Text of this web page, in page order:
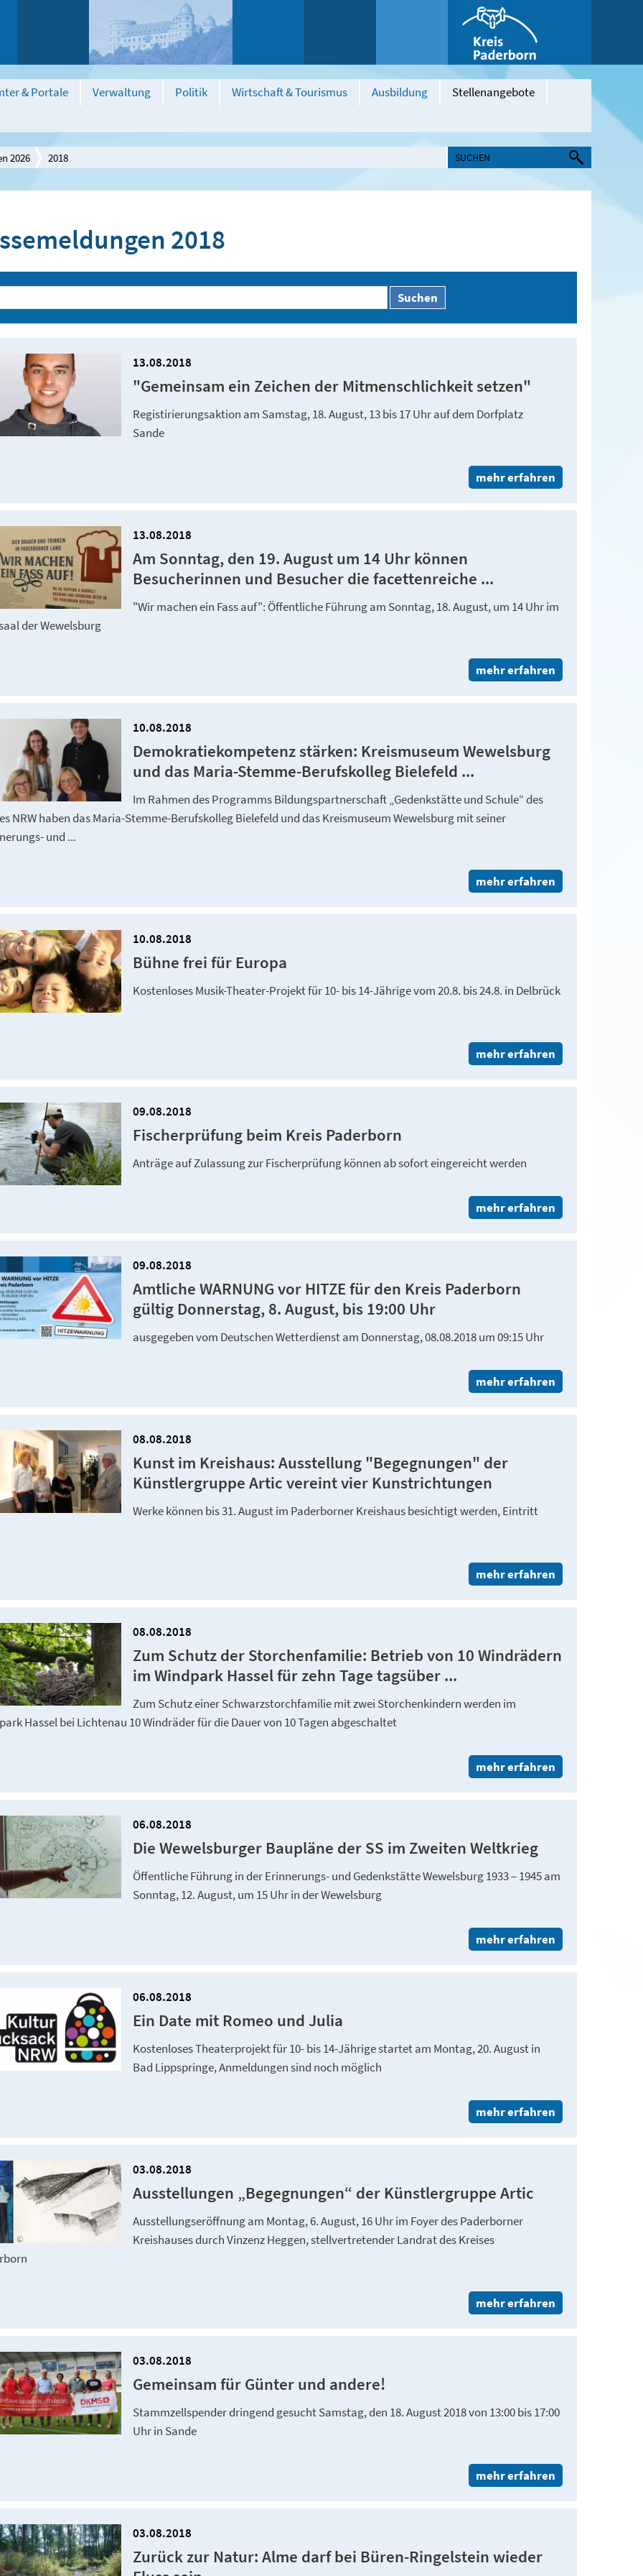
& Portale Verwaltung Politik Wirtschaft & Tourismus Ausbildung Stellenangebote
2026 2018
2018
Suchen
13.08.2018
"Gemeinsam ein Zeichen der Mitmenschlichkeit setzen"
Registirierungsaktion am Samstag, 18. August, 13 bis 17 Uhr auf dem Dorfplatz
Sande
mehr erfahren
13.08.2018
Am Sonntag, den 19. August um 14 Uhr können
Besucherinnen und Besucher die facettenreiche ...
"Wir machen ein Fass auf": Öffentliche Führung am Sonntag, 18. August, um 14 Uhr im
der Wewelsburg
mehr erfahren
10.08.2018
Demokratiekompetenz stärken: Kreismuseum Wewelsburg
und das Maria-Stemme-Berufskolleg Bielefeld ...
Im Rahmen des Programms Bildungspartnerschaft „Gedenkstätte und Schule“ des
NRW haben das Maria-Stemme-Berufskolleg Bielefeld und das Kreismuseum Wewelsburg mit seiner
und ...
mehr erfahren
10.08.2018
Bühne frei für Europa
Kostenloses Musik-Theater-Projekt für 10- bis 14-Jährige vom 20.8. bis 24.8. in Delbrück
mehr erfahren
09.08.2018
Fischerprüfung beim Kreis Paderborn
Anträge auf Zulassung zur Fischerprüfung können ab sofort eingereicht werden
mehr erfahren
09.08.2018
Amtliche WARNUNG vor HITZE für den Kreis Paderborn
gültig Donnerstag, 8. August, bis 19:00 Uhr
ausgegeben vom Deutschen Wetterdienst am Donnerstag, 08.08.2018 um 09:15 Uhr
mehr erfahren
08.08.2018
Kunst im Kreishaus: Ausstellung "Begegnungen" der
Künstlergruppe Artic vereint vier Kunstrichtungen
Werke können bis 31. August im Paderborner Kreishaus besichtigt werden, Eintritt
mehr erfahren
08.08.2018
Zum Schutz der Storchenfamilie: Betrieb von 10 Windrädern
im Windpark Hassel für zehn Tage tagsüber ...
Zum Schutz einer Schwarzstorchfamilie mit zwei Storchenkindern werden im
Hassel bei Lichtenau 10 Windräder für die Dauer von 10 Tagen abgeschaltet
mehr erfahren
06.08.2018
Die Wewelsburger Baupläne der SS im Zweiten Weltkrieg
Öffentliche Führung in der Erinnerungs- und Gedenkstätte Wewelsburg 1933 – 1945 am
Sonntag, 12. August, um 15 Uhr in der Wewelsburg
mehr erfahren
06.08.2018
Ein Date mit Romeo und Julia
Kostenloses Theaterprojekt für 10- bis 14-Jährige startet am Montag, 20. August in
Bad Lippspringe, Anmeldungen sind noch möglich
mehr erfahren
03.08.2018
Ausstellungen „Begegnungen“ der Künstlergruppe Artic
Ausstellungseröffnung am Montag, 6. August, 16 Uhr im Foyer des Paderborner
Kreishauses durch Vinzenz Heggen, stellvertretender Landrat des Kreises
mehr erfahren
03.08.2018
Gemeinsam für Günter und andere!
Stammzellspender dringend gesucht Samstag, den 18. August 2018 von 13:00 bis 17:00
Uhr in Sande
mehr erfahren
03.08.2018
Zurück zur Natur: Alme darf bei Büren-Ringelstein wieder